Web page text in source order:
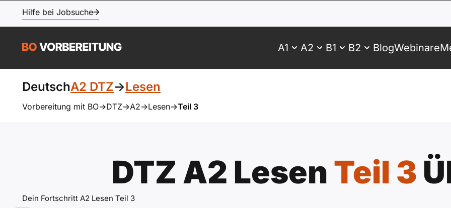
Hilfe bei Jobsuche
A1 A2 B1 B2 BlogWebinare
DeutschA2 DTZ->Lesen
Vorbereitung mit BO->DTZ->A2->Lesen->Teil 3
DTZ A2 Lesen Teil 3
Dein Fortschritt A2 Lesen Teil 3